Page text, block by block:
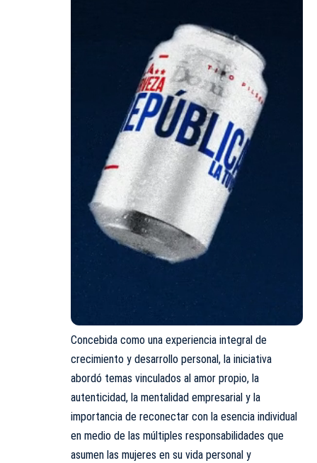
Concebida como una experiencia integral de
crecimiento y desarrollo personal, la iniciativa
abordó temas vinculados al amor propio, la
autenticidad, la mentalidad empresarial y la
importancia de reconectar con la esencia individual
en medio de las múltiples responsabilidades que
asumen las mujeres en su vida personal y